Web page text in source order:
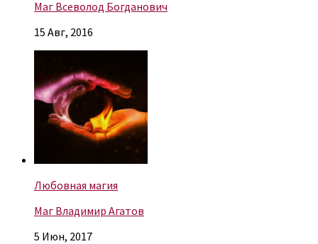
Маг Всеволод Богданович
15 Авг, 2016
Любовная магия
Маг Владимир Агатов
5 Июн, 2017